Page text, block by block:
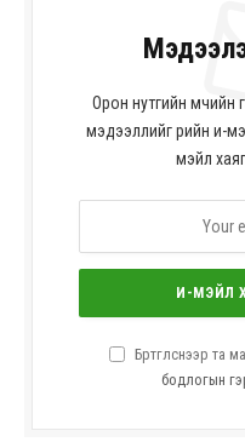
Орон нутгийн өмчийн
мэдээллийг өөрийн и-
мэйл
Бүртгүүлснээр
бодлогын